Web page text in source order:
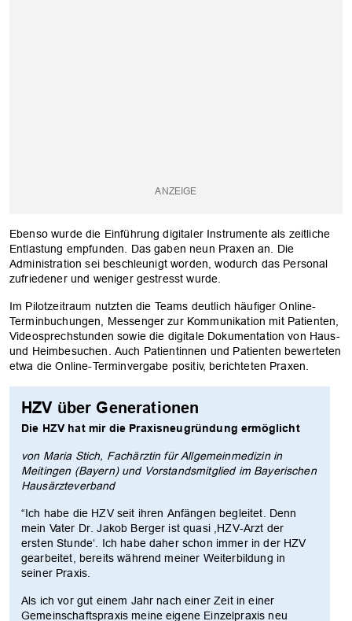
Ebenso wurde die Einführung digitaler Instrumente als zeitliche
Entlastung empfunden. Das gaben neun Praxen an. Die
Administration sei beschleunigt worden, wodurch das Personal
zufriedener und weniger gestresst wurde.
Im Pilotzeitraum nutzten die Teams deutlich häufiger Online-
Terminbuchungen, Messenger zur Kommunikation mit Patienten,
Videosprechstunden sowie die digitale Dokumentation von Haus-
und Heimbesuchen. Auch Patientinnen und Patienten bewerteten
etwa die Online-Terminvergabe positiv, berichteten Praxen.
HZV über Generationen
Die HZV hat mir die Praxisneugründung ermöglicht
von Maria Stich, Fachärztin für Allgemeinmedizin in
Meitingen (Bayern) und Vorstandsmitglied im Bayerischen
Hausärzteverband
“Ich habe die HZV seit ihren Anfängen begleitet. Denn
mein Vater Dr. Jakob Berger ist quasi ,HZV-Arzt der
ersten Stunde‘. Ich habe daher schon immer in der HZV
gearbeitet, bereits während meiner Weiterbildung in
seiner Praxis.
Als ich vor gut einem Jahr nach einer Zeit in einer
Gemeinschaftspraxis meine eigene Einzelpraxis neu